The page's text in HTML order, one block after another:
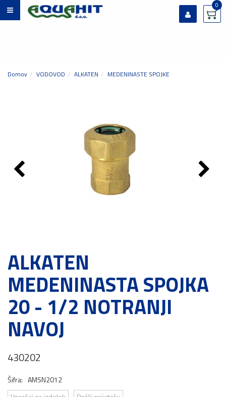
0
Domov VODOVOD ALKATEN MEDENINASTE SPOJKE
ALKATEN
MEDENINASTA SPOJKA
20 - 1/2 NOTRANJI
NAVOJ
430202
Šifra: AMSN2012